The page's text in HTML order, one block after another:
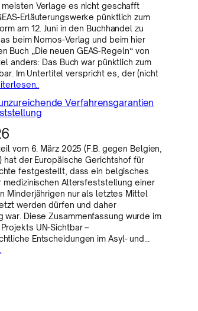
meisten Verlage es nicht geschafft
Erläuterungswerke pünktlich zum
am 12. Juni in den Buchhandel zu
beim Nomos-Verlag und beim hier
Buch „Die neuen GEAS-Regeln“ von
anders: Das Buch war pünktlich zum
Im Untertitel verspricht es, der (nicht
Verfahrensgarantien
vom 6. März 2025 (F.B. gegen Belgien,
hat der Europäische Gerichtshof für
festgestellt, dass ein belgisches
medizinischen Altersfeststellung einer
Minderjährigen nur als letztes Mittel
werden dürfen und daher
war. Diese Zusammenfassung wurde im
UN-Sichtbar –
Entscheidungen im Asyl- und…